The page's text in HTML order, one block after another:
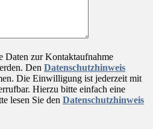
Daten zur Kontaktaufnahme
Den Datenschutzhinweis
Die Einwilligung ist jederzeit mit
Hierzu bitte einfach eine
lesen Sie den Datenschutzhinweis